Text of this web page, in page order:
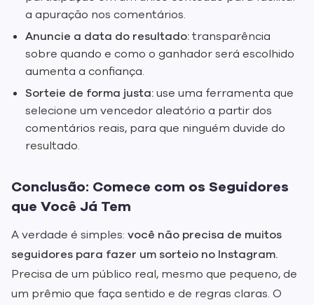
a apuração nos comentários.
Anuncie a data do resultado:transparência
sobre quando e como o ganhador será escolhido
aumenta a confiança.
Sorteie de forma justa:use uma ferramenta que
selecione um vencedor aleatório a partir dos
comentários reais, para que ninguém duvide do
resultado.
Conclusão: Comece com os Seguidores
que Você Já Tem
A verdade é simples: você não precisa de muitos
seguidores para fazer um sorteio no Instagram.
Precisa de um público real, mesmo que pequeno, de
um prêmio que faça sentido e de regras claras. O